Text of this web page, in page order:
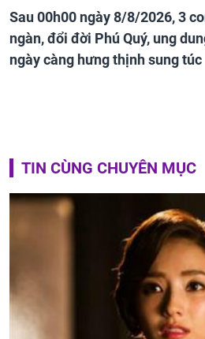
Sau 00h00 ngày 8/8/2026, 3
ngàn, đổi đời Phú Quý, ung
ngày càng hưng thịnh sung túc
TIN CÙNG CHUYÊN MỤC